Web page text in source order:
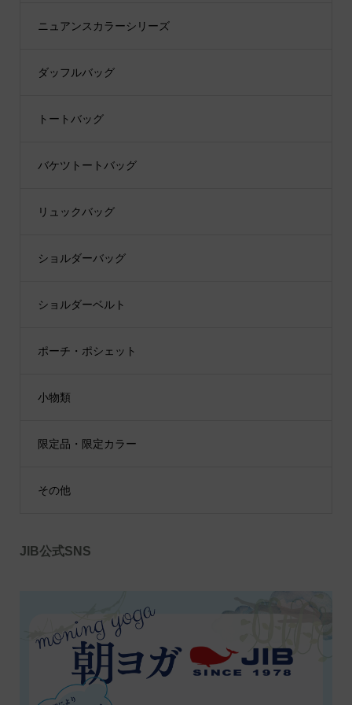
ニュアンスカラーシリーズ
ダッフルバッグ
トートバッグ
バケツトートバッグ
リュックバッグ
ショルダーバッグ
ショルダーベルト
ポーチ・ポシェット
小物類
限定品・限定カラー
その他
JIB公式SNS